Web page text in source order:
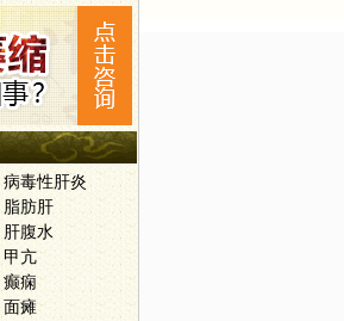
病毒性肝炎
脂肪肝
肝腹水
甲亢
癫痫
面瘫